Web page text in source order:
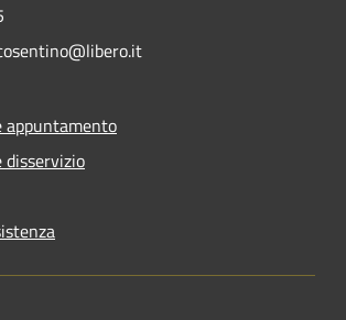
appuntamento
disservizio